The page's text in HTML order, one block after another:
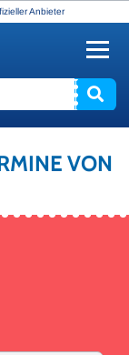
Anbieter
VON